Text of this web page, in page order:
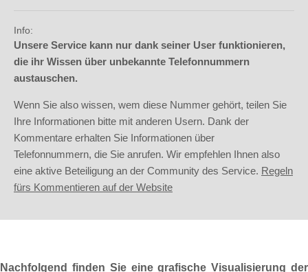
Info:
Unsere Service kann nur dank seiner User funktionieren,
die ihr Wissen über unbekannte Telefonnummern
austauschen.
Wenn Sie also wissen, wem diese Nummer gehört, teilen Sie
Ihre Informationen bitte mit anderen Usern. Dank der
Kommentare erhalten Sie Informationen über
Telefonnummern, die Sie anrufen. Wir empfehlen Ihnen also
eine aktive Beteiligung an der Community des Service. Regeln
fürs Kommentieren auf der Website
Nachfolgend finden Sie eine grafische Visualisierung der